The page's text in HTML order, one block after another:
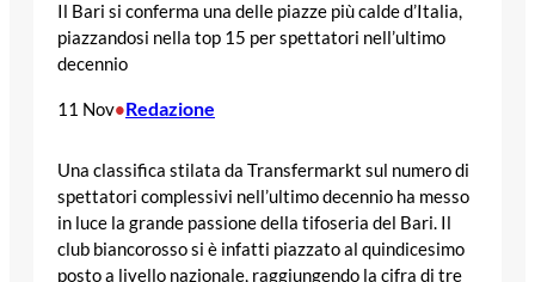
Il Bari si conferma una delle piazze più calde d’Italia,
piazzandosi nella top 15 per spettatori nell’ultimo
decennio
11 Nov•Redazione
Una classifica stilata da Transfermarkt sul numero di
spettatori complessivi nell’ultimo decennio ha messo
in luce la grande passione della tifoseria del Bari. Il
club biancorosso si è infatti piazzato al quindicesimo
posto a livello nazionale, raggiungendo la cifra di tre